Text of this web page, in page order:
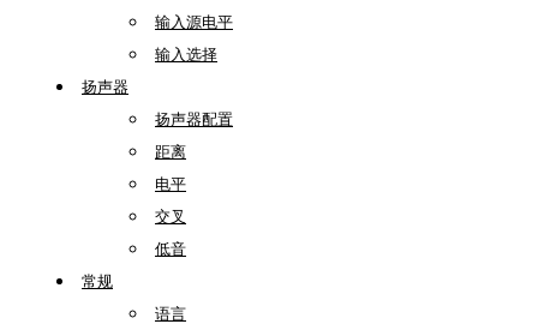
输入源电平
输入选择
扬声器
扬声器配置
距离
电平
交叉
低音
常规
语言